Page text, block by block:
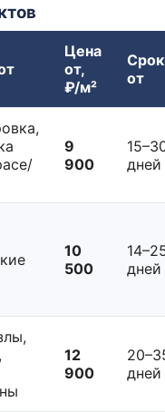
Цена
от,
₽/м²
от
9
900
дней
10
500
дней
12
900
дней